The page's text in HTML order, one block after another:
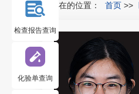
您所在的位置： 首页 >>
检查报告查询
化验单查询